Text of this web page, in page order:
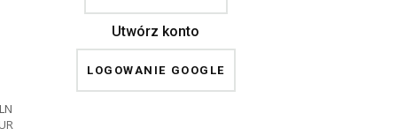
Utwórz konto
LOGOWANIE GOOGLE